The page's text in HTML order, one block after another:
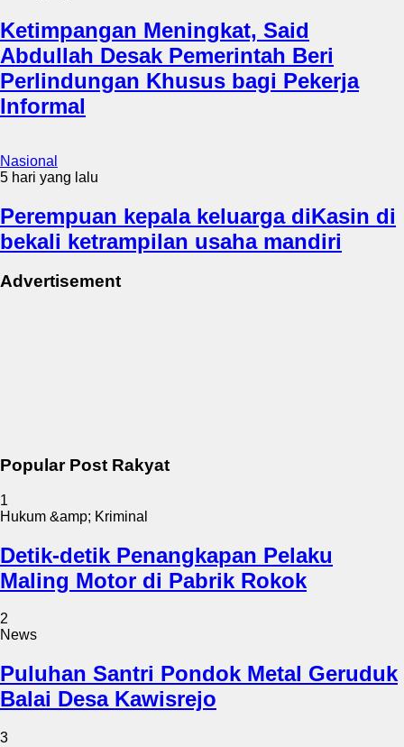
Ketimpangan Meningkat, Said
Abdullah Desak Pemerintah Beri
Perlindungan Khusus bagi Pekerja
Informal
Nasional
5 hari yang lalu
Perempuan kepala keluarga diKasin di
bekali ketrampilan usaha mandiri
Advertisement
Popular Post Rakyat
1
Hukum &amp; Kriminal
Detik-detik Penangkapan Pelaku
Maling Motor di Pabrik Rokok
2
News
Puluhan Santri Pondok Metal Geruduk
Balai Desa Kawisrejo
3